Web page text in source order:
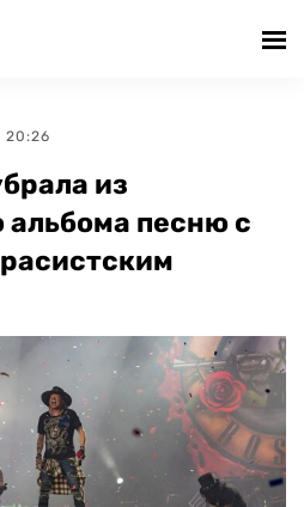
20:26
из
альбома песню с